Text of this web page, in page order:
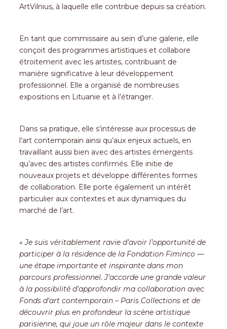
ArtVilnius, à laquelle elle contribue depuis sa création.
En tant que commissaire au sein d’une galerie, elle
conçoit des programmes artistiques et collabore
étroitement avec les artistes, contribuant de
manière significative à leur développement
professionnel. Elle a organisé de nombreuses
expositions en Lituanie et à l’étranger.
Dans sa pratique, elle s’intéresse aux processus de
l’art contemporain ainsi qu’aux enjeux actuels, en
travaillant aussi bien avec des artistes émergents
qu’avec des artistes confirmés. Elle initie de
nouveaux projets et développe différentes formes
de collaboration. Elle porte également un intérêt
particulier aux contextes et aux dynamiques du
marché de l’art.
« Je suis véritablement ravie d’avoir l’opportunité de
participer à la résidence de la Fondation Fiminco —
une étape importante et inspirante dans mon
parcours professionnel. J’accorde une grande valeur
à la possibilité d’approfondir ma collaboration avec
Fonds d’art contemporain – Paris Collections et de
découvrir plus en profondeur la scène artistique
parisienne, qui joue un rôle majeur dans le contexte